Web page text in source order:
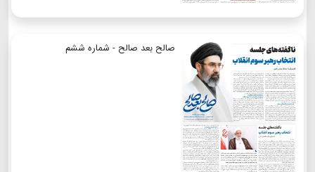
صالح بعد صالح - شماره ششم